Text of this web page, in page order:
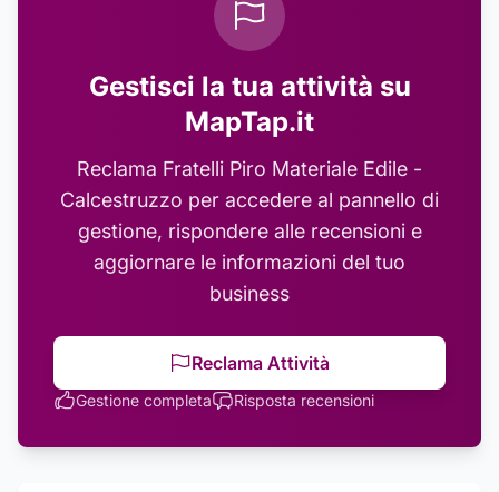
Gestisci la tua attività su
MapTap.it
Reclama Fratelli Piro Materiale Edile -
Calcestruzzo per accedere al pannello di
gestione, rispondere alle recensioni e
aggiornare le informazioni del tuo
business
Reclama Attività
Gestione completa Risposta recensioni